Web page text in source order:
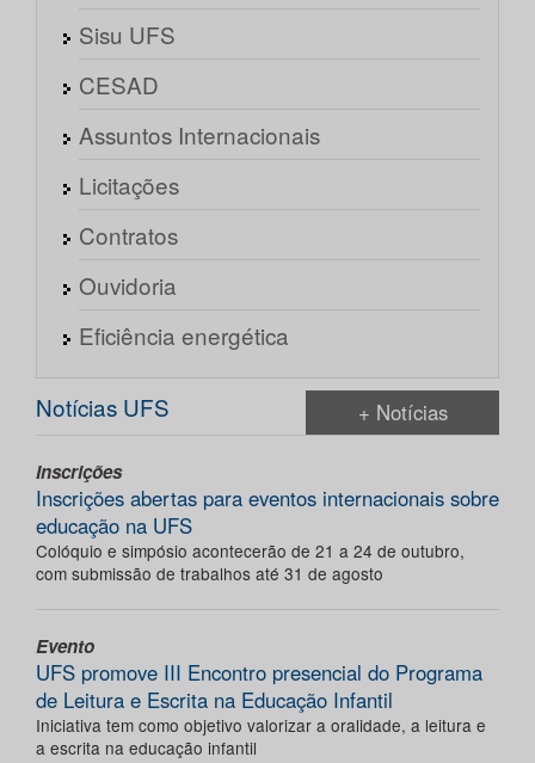
Sisu UFS
CESAD
Assuntos Internacionais
Licitações
Contratos
Ouvidoria
Eficiência energética
Notícias UFS + Notícias
Inscrições
Inscrições abertas para eventos internacionais sobre
educação na UFS
Colóquio e simpósio acontecerão de 21 a 24 de outubro,
com submissão de trabalhos até 31 de agosto
Evento
UFS promove III Encontro presencial do Programa
de Leitura e Escrita na Educação Infantil
Iniciativa tem como objetivo valorizar a oralidade, a leitura e
a escrita na educação infantil